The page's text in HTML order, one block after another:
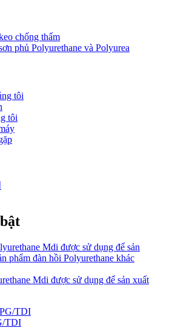
chống thấm
phủ Polyurethane và Polyurea
tôi
tôi
Mdi được sử dụng để sản xuất
TDI